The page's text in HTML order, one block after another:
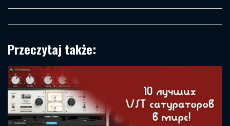
Przeczytaj także: